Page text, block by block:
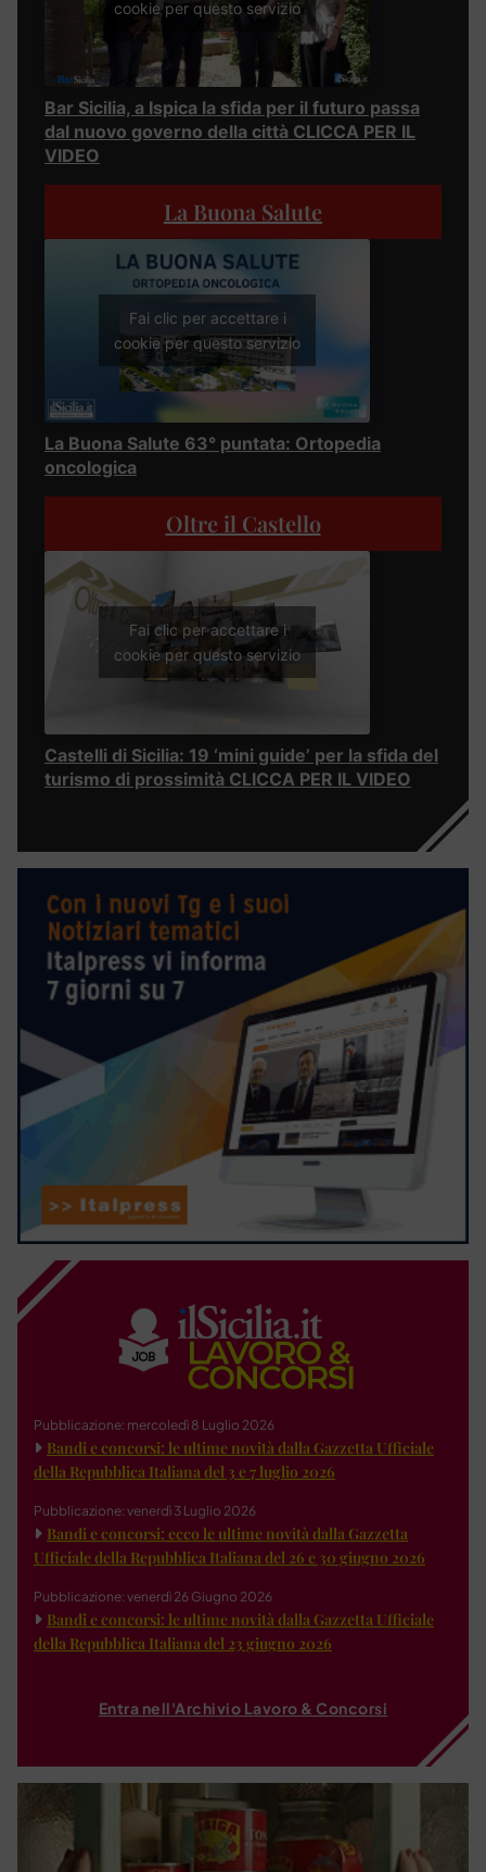
cookie per questo servizio
Bar Sicilia, a Ispica la sfida per il futuro passa
dal nuovo governo della città CLICCA PER IL
VIDEO
La Buona Salute
Fai clic per accettare i
cookie per questo servizio
La Buona Salute 63° puntata: Ortopedia
oncologica
Oltre il Castello
Fai clic per accettare i
cookie per questo servizio
Castelli di Sicilia: 19 ‘mini guide’ per la sfida del
turismo di prossimità CLICCA PER IL VIDEO
Pubblicazione: mercoledì 8 Luglio 2026
Bandi e concorsi: le ultime novità dalla Gazzetta Ufficiale
della Repubblica Italiana del 3 e 7 luglio 2026
Pubblicazione: venerdì 3 Luglio 2026
Bandi e concorsi: ecco le ultime novità dalla Gazzetta
Ufficiale della Repubblica Italiana del 26 e 30 giugno 2026
Pubblicazione: venerdì 26 Giugno 2026
Bandi e concorsi: le ultime novità dalla Gazzetta Ufficiale
della Repubblica Italiana del 23 giugno 2026
Entra nell'Archivio Lavoro & Concorsi